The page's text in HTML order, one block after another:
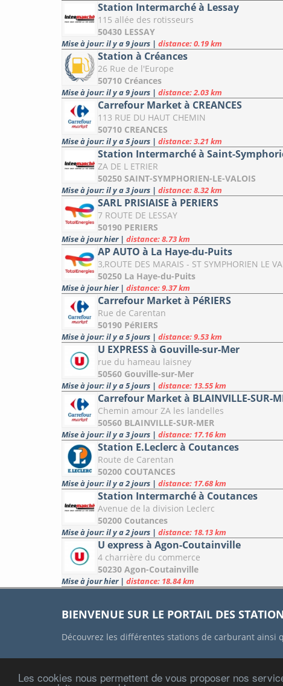
Les cookies nous permettent de vous proposer nos
Station Intermarché à Lessay
115 allée des rotisseurs
50430 LESSAY
Mise à jour: il y a 9 jours | distance: 0.19 km
Station à Créances
26 Rue de l'Europe
50710 Créances
Mise à jour: il y a 9 jours | distance: 2.03 km
Carrefour Market à CREANCES
113 RUE DU HAUT CHEMIN
50710 CREANCES
Mise à jour: il y a 5 jours | distance: 3.21 km
Station Intermarché à Saint-
ZA DE L ETRIER
50250 SAINT-SYMPHORIEN-LE-VALOIS
Mise à jour: il y a 3 jours | distance: 8.32 km
SARL PRISIAISE à PERIERS
7 ROUTE DE LESSAY
50190 PERIERS
Mise à jour hier | distance: 8.73 km
AP AUTO à La Haye-du-Puits
3,ROUTE DES MARAIS - ST SYMPHORIEN LE
50250 La Haye-du-Puits
Mise à jour hier | distance: 9.37 km
Carrefour Market à PéRIERS
Rue de Carentan
50190 PéRIERS
Mise à jour: il y a 5 jours | distance: 9.53 km
U EXPRESS à Gouville-sur-Mer
rue du hameau laisney
50560 Gouville-sur-Mer
Mise à jour: il y a 5 jours | distance: 13.55 km
Carrefour Market à BLAINVILLE-SUR-
Chemin amour ZA les landelles
50560 BLAINVILLE-SUR-MER
Mise à jour: il y a 3 jours | distance: 17.16 km
Station E.Leclerc à Coutances
Route de Carentan
50200 COUTANCES
Mise à jour: il y a 2 jours | distance: 17.68 km
Station Intermarché à Coutances
Avenue de la division Leclerc
50200 Coutances
Mise à jour: il y a 2 jours | distance: 18.13 km
U express à Agon-Coutainville
4 charrière du commerce
50230 Agon-Coutainville
Mise à jour hier | distance: 18.84 km
BIENVENUE SUR LE PORTAIL DES
Découvrez les différentes stations de carburant ainsi
ACCUEIL CONTACT MENTIONS